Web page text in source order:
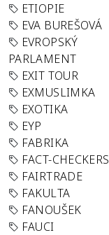
ETIOPIE
EVA BUREŠOVÁ
EVROPSKÝ
PARLAMENT
EXIT TOUR
EXMUSLIMKA
EXOTIKA
EYP
FABRIKA
FACT-CHECKERS
FAIRTRADE
FAKULTA
FANOUŠEK
FAUCI